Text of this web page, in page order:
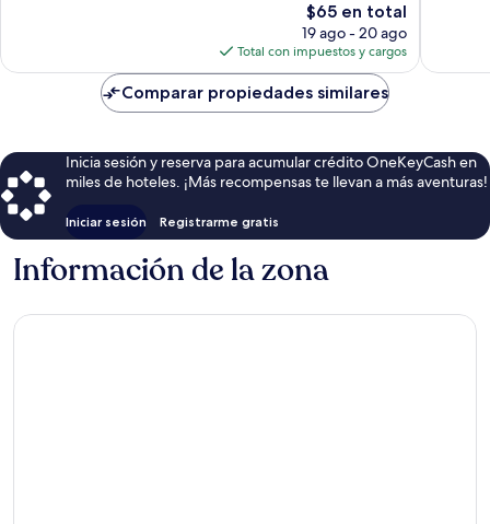
El
precio
actual
es
de
$65
$65 en total
19 ago - 20 ago
Total con impuestos y cargos
Comparar propiedades similares
Inicia sesión y reserva para acumular crédito OneKeyCash en
miles de hoteles. ¡Más recompensas te llevan a más aventuras!
Iniciar sesión Registrarme gratis
Información de la zona